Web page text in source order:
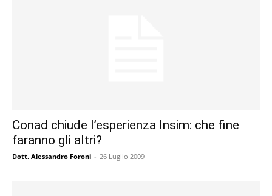
Conad chiude l’esperienza Insim: che fine
faranno gli altri?
Dott. Alessandro Foroni - 26 Luglio 2009